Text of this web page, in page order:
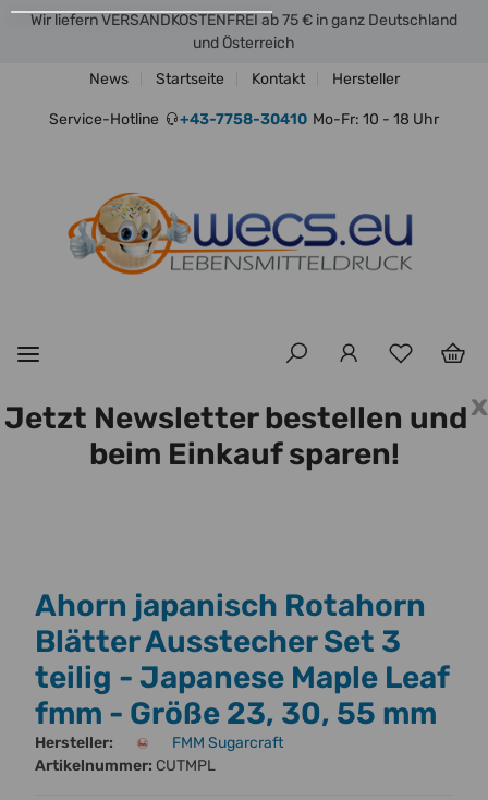
Wir liefern VERSANDKOSTENFREI ab 75 € in ganz Deutschland
und Österreich
News
Startseite Kontakt Hersteller
Service-Hotline +43-7758-30410 Mo-Fr: 10 - 18 Uhr
x
Jetzt Newsletter bestellen und
beim Einkauf sparen!
Ahorn japanisch Rotahorn
Blätter Ausstecher Set 3
teilig - Japanese Maple Leaf
fmm - Größe 23, 30, 55 mm
Hersteller:
FMM Sugarcraft
Artikelnummer: CUTMPL